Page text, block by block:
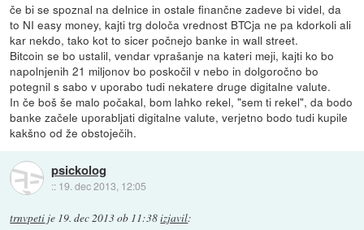
če bi se spoznal na delnice in ostale finančne zadeve bi videl, da
to NI easy money, kajti trg določa vrednost BTCja ne pa kdorkoli ali
kar nekdo, tako kot to sicer počnejo banke in wall street.
Bitcoin se bo ustalil, vendar vprašanje na kateri meji, kajti ko bo
napolnjenih 21 miljonov bo poskočil v nebo in dolgoročno bo
potegnil s sabo v uporabo tudi nekatere druge digitalne valute.
In če boš še malo počakal, bom lahko rekel, "sem ti rekel", da bodo
banke začele uporabljati digitalne valute, verjetno bodo tudi kupile
kakšno od že obstoječih.
psickolog
:: 19. dec 2013, 12:05
trnvpeti je 19. dec 2013 ob 11:38izjavil: